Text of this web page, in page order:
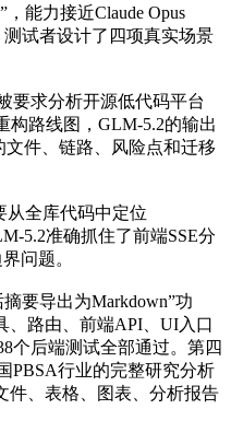
能力接近Claude Opus
试者设计了四项真实场景
要求分析开源低代码平台
构路线图，GLM-5.2的输出
文件、链路、风险点和迁移
从全库代码中定位
5.2准确抓住了前端SSE分
问题。
要导出为Markdown”功
、路由、前端API、UI入口
个后端测试全部通过。第四
PBSA行业的完整研究分析
件、表格、图表、分析报告